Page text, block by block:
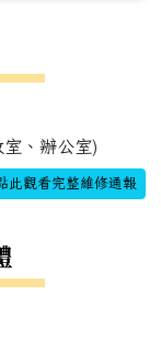
室、辦公室)
此觀看完整維修通報